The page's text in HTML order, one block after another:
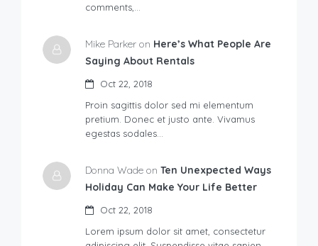
comments,…
Mike Parker on Here’s What People Are
Saying About Rentals
Oct 22, 2018
Proin sagittis dolor sed mi elementum
pretium. Donec et justo ante. Vivamus
egestas sodales…
Donna Wade on Ten Unexpected Ways
Holiday Can Make Your Life Better
Oct 22, 2018
Lorem ipsum dolor sit amet, consectetur